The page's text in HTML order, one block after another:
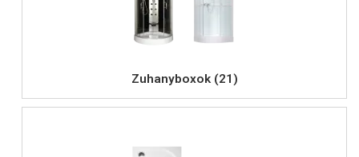
Zuhanyboxok (21)